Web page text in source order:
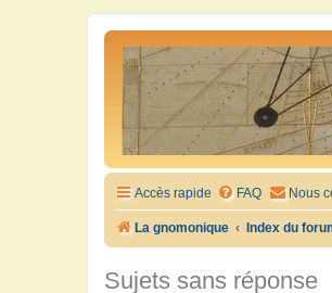
Accès rapide FAQ Nous
La gnomonique Index du
Sujets sans réponse